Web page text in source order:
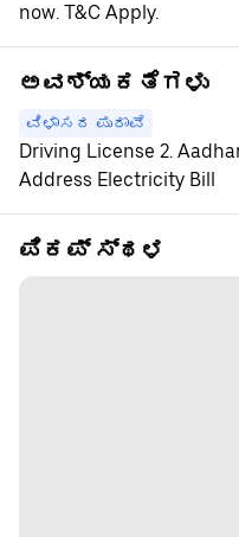
now. T&C Apply.
ಅವಶ್ಯಕತೆಗಳು
ವಿಳಾಸದ ಪುರಾವೆ
Driving License 2.
Address Electricity Bill
ಪಿಕಪ್ ಸ್ಥಳ